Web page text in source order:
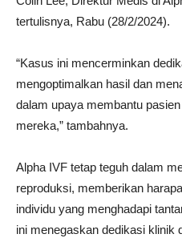
tertulisnya, Rabu (28/2/2024).
“Kasus ini mencerminkan
mengoptimalkan hasil dan
dalam upaya membantu
mereka,” tambahnya.
Alpha IVF tetap teguh dalam
reproduksi, memberikan
individu yang menghadapi
ini menegaskan dedikasi klinik